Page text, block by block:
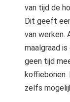
van tijd de
Dit geeft
van werken.
maalgraad
geen tijd
koffiebonen.
zelfs